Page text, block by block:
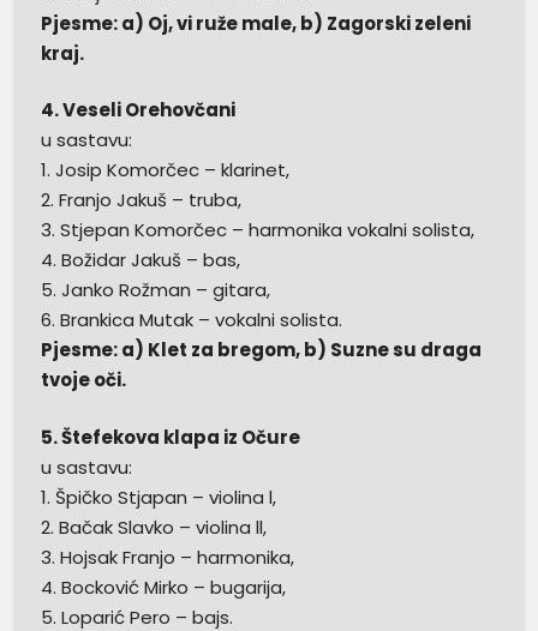
Pjesme: a) Oj, vi ruže male, b) Zagorski zeleni
kraj.
4. Veseli Orehovčani
u sastavu:
1. Josip Komorčec – klarinet,
2. Franjo Jakuš – truba,
3. Stjepan Komorčec – harmonika vokalni solista,
4. Božidar Jakuš – bas,
5. Janko Rožman – gitara,
6. Brankica Mutak – vokalni solista.
Pjesme: a) Klet za bregom, b) Suzne su draga
tvoje oči.
5. Štefekova klapa iz Očure
u sastavu:
1. Špičko Stjapan – violina l,
2. Bačak Slavko – violina ll,
3. Hojsak Franjo – harmonika,
4. Bocković Mirko – bugarija,
5. Loparić Pero – bajs.